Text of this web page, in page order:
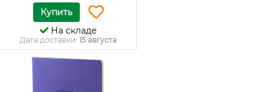
Купить
На складе
Дата доставки: 15 августа